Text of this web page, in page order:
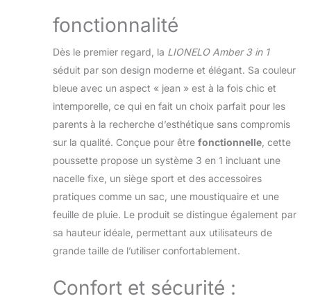
positions pratiques assurant un
voyage confortable pour un petit
passager SENTIMENT DE SÉCURITÉ:
Ceinture à 5 points et l’arc offrent plus
Conformité totale à la norme de
sécurité européenne EN 1888-1:2018
et EN 1888-2:2018, un laboratoire de
certification indépendant – Bureau
poignée assure la conduite de la
poussette confortable VOYAGE
CONFORTABLE: L’auvent XXL offre à
l'enfant une protection encore
meilleure contre la lumière du soleil, la
pluie et le vent. La poussette Amber
est équipée de roues pneumatiques
haute résistance avec roulements.
roues, la poussette fonctionne bien.
Les amortisseurs réduisent
fonctionnalité
Dès le premier regard, la LIONELO Amber 3 in 1
séduit par son design moderne et élégant. Sa couleur
bleue avec un aspect « jean » est à la fois chic et
intemporelle, ce qui en fait un choix parfait pour les
parents à la recherche d’esthétique sans compromis
sur la qualité. Conçue pour être fonctionnelle , cette
poussette propose un système 3 en 1 incluant une
nacelle fixe, un siège sport et des accessoires
pratiques comme un sac, une moustiquaire et une
feuille de pluie. Le produit se distingue également par
sa hauteur idéale, permettant aux utilisateurs de
grande taille de l’utiliser confortablement.
Confort et sécurité :